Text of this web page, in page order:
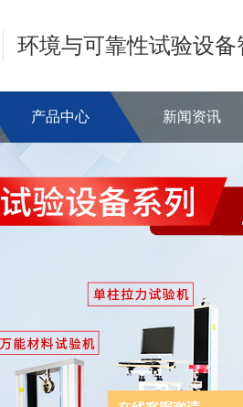
环境与可靠性试验设备
产品中心 新闻资讯